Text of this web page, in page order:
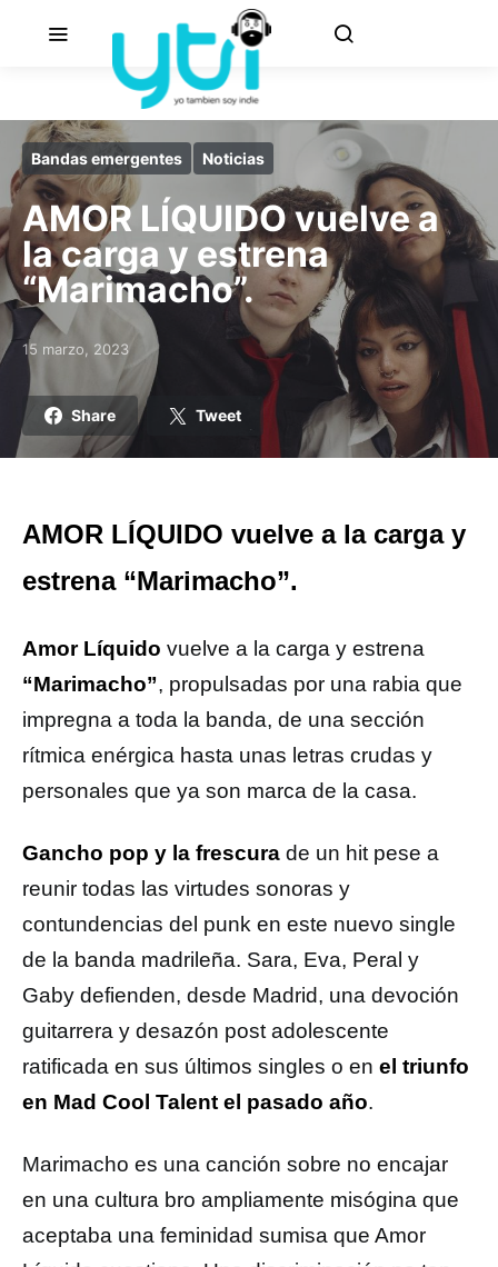
Bandas emergentes Noticias
AMOR LÍQUIDO vuelve a
la carga y estrena
“Marimacho”.
Posted on
15 marzo, 2023
Share Tweet
AMOR LÍQUIDO vuelve a la carga y
estrena “Marimacho”.
Amor Líquido vuelve a la carga y estrena
“Marimacho”, propulsadas por una rabia que
impregna a toda la banda, de una sección
rítmica enérgica hasta unas letras crudas y
personales que ya son marca de la casa.
Gancho pop y la frescura de un hit pese a
reunir todas las virtudes sonoras y
contundencias del punk en este nuevo single
de la banda madrileña. Sara, Eva, Peral y
Gaby defienden, desde Madrid, una devoción
guitarrera y desazón post adolescente
ratificada en sus últimos singles o en el triunfo
en Mad Cool Talent el pasado año.
Marimacho es una canción sobre no encajar
en una cultura bro ampliamente misógina que
aceptaba una feminidad sumisa que Amor